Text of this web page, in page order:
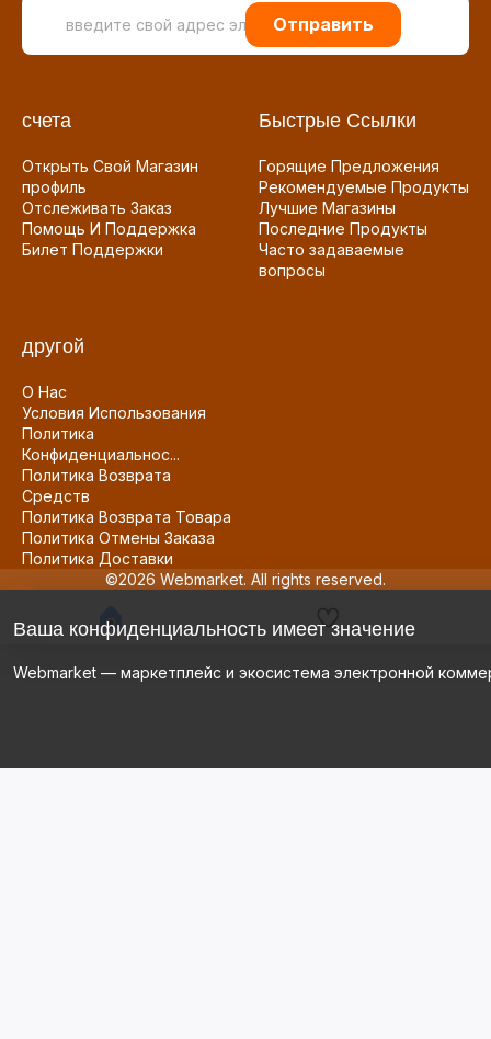
Отправить
счета
Открыть Свой Магазин
профиль
Отслеживать Заказ
Помощь И Поддержка
Билет Поддержки
Быстрые Ссылки
Горящие Предложения
Рекомендуемые Продукты
Лучшие Магазины
Последние Продукты
Часто задаваемые
вопросы
другой
О Нас
Условия Использования
Политика
Конфиденциальнос...
Политика Возврата
Средств
Политика Возврата Товара
Политика Отмены Заказа
Политика Доставки
©2026 Webmarket. All rights reserved.
Ваша конфиденциальность имеет значение
Webmarket — маркетплейс и экосистема электронной